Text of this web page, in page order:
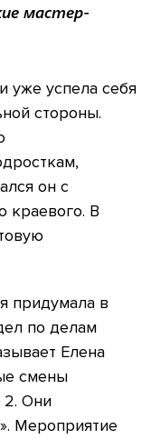
мастер-
уже успела себя
стороны.
он с
краевого. В
придумала в
по делам
Елена
смены
Они
Мероприятие